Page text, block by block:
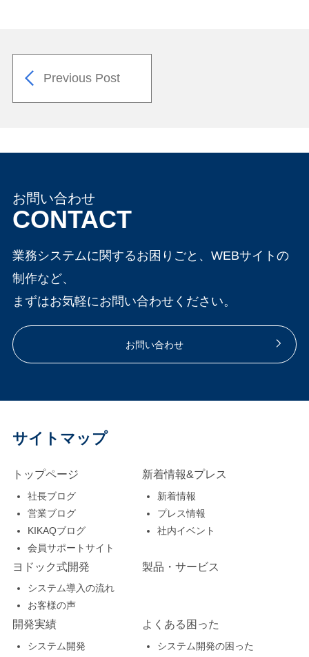
Previous Post
お問い合わせ
CONTACT
業務システムに関するお困りごと、WEBサイトの
制作など、
まずはお気軽にお問い合わせください。
お問い合わせ
サイトマップ
トップページ
社長ブログ
営業ブログ
KIKAQブログ
会員サポートサイト
新着情報&プレス
新着情報
プレス情報
社内イベント
ヨドック式開発
システム導入の流れ
お客様の声
製品・サービス
開発実績
システム開発
よくある困った
システム開発の困った